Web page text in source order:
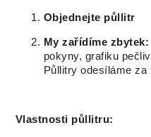
Objednejte půllitr
My zařídíme zbytek:
pokyny, grafiku
Půllitry odesíláme za
Vlastnosti půllitru: